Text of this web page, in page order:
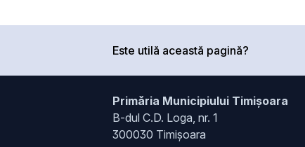
Este utilă această pagină?
Primăria Municipiului Timișoara
B-dul C.D. Loga, nr. 1
300030 Timișoara